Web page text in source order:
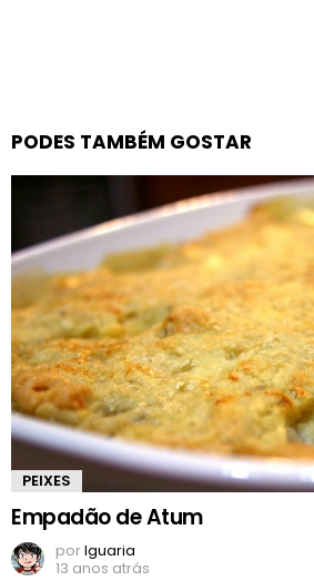
PODES TAMBÉM GOSTAR
PEIXES
Empadão de Atum
porIguaria
13 anos atrás